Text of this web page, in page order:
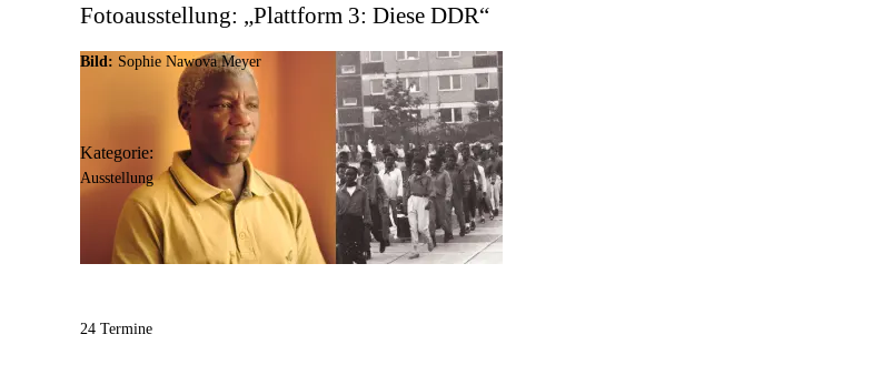
Fotoausstellung: „Plattform 3: Diese DDR“
Bild: Sophie Nawova Meyer
Kategorie:
Ausstellung
24 Termine